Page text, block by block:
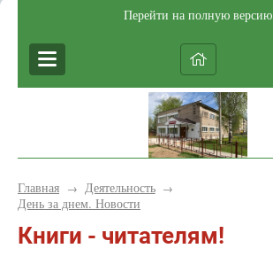
Перейти на полную версию
Главная → Деятельность →
День за днем. Новости
Книги - читателям!